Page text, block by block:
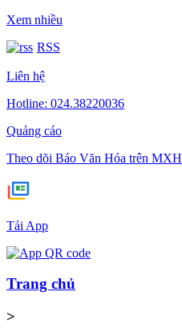
Xem nhiều
RSS
Liên hệ
Hotline: 024.38220036
Quảng cáo
Theo dõi Báo Văn Hóa trên MXH
Tải App
Trang chủ
>